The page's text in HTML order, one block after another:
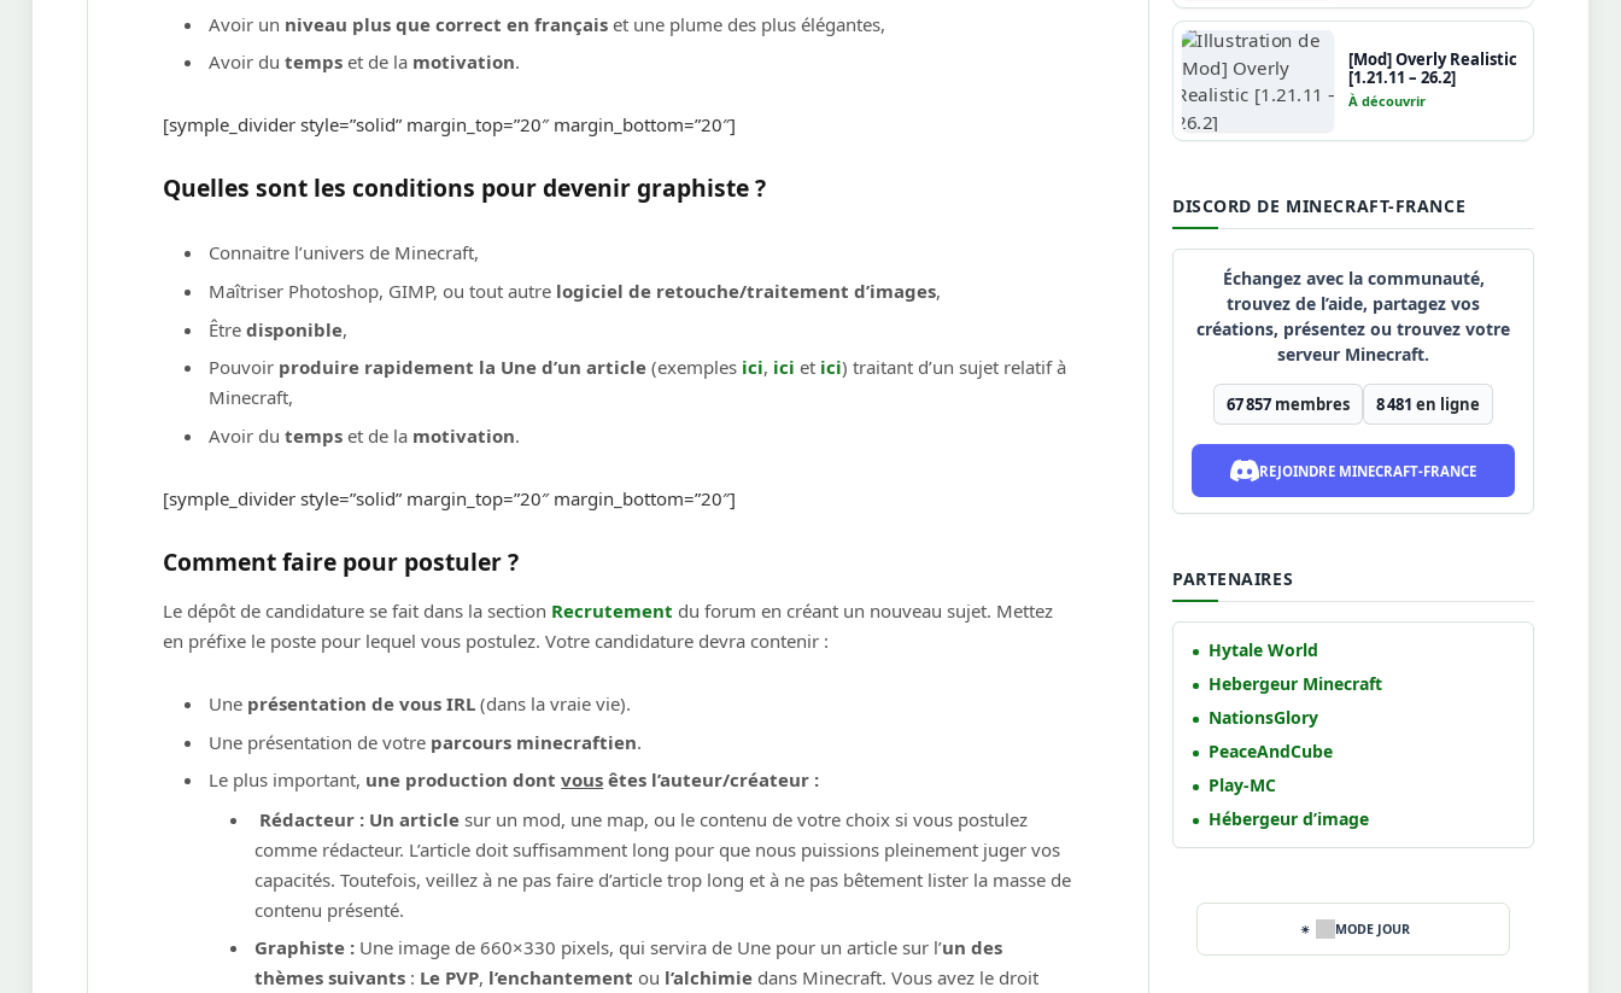
Avoir un niveau plus que correct en français et une plume des plus élégantes,
Avoir dutemps et de la motivation.
[symple_divider style=”solid” margin_top=”20″ margin_bottom=”20″]
Quelles sont les conditions pour devenirgraphiste?
Connaitre l’univers de Minecraft,
Maîtriser Photoshop, GIMP, ou tout autre logiciel de retouche/traitement d’images,
Êtredisponible,
Pouvoir produire rapidement la Une d’un article (exemples ici, ici et ici) traitant d’un sujet relatif à
Minecraft,
Avoir dutemps et de la motivation.
[symple_divider style=”solid” margin_top=”20″ margin_bottom=”20″]
Comment faire pour postuler ?
Le dépôt de candidature se fait dans la section Recrutement du forum en créant un nouveau sujet. Mettez
en préfixe le poste pour lequel vous postulez. Votre candidature devra contenir :
Une présentation de vous IRL (dans la vraie vie).
Une présentation de votre parcours minecraftien.
Le plus important, une production dontvous êtes l’auteur/créateur :
Rédacteur : Un article sur un mod, une map, ou le contenu de votre choix si vous postulez
comme rédacteur. L’article doit suffisamment long pour que nous puissions pleinement juger vos
capacités. Toutefois, veillez à ne pas faire d’article trop long et à ne pas bêtement lister la masse de
contenu présenté.
Graphiste : Une image de 660×330 pixels, qui servira de Une pour un article sur l’un des
thèmes suivants : Le PVP, l’enchantement ou l’alchimie dans Minecraft. Vous avez le droit
[Mod] Overly Realistic
[1.21.11 – 26.2]
À découvrir
DISCORD DE MINECRAFT-FRANCE
Échangez avec la communauté,
trouvez de l’aide, partagez vos
créations, présentez ou trouvez votre
serveur Minecraft.
67 857 membres 8 481 en ligne
REJOINDRE MINECRAFT-FRANCE
PARTENAIRES
Hytale World
Hebergeur Minecraft
NationsGlory
PeaceAndCube
Play-MC
Hébergeur d’image
MODE JOUR